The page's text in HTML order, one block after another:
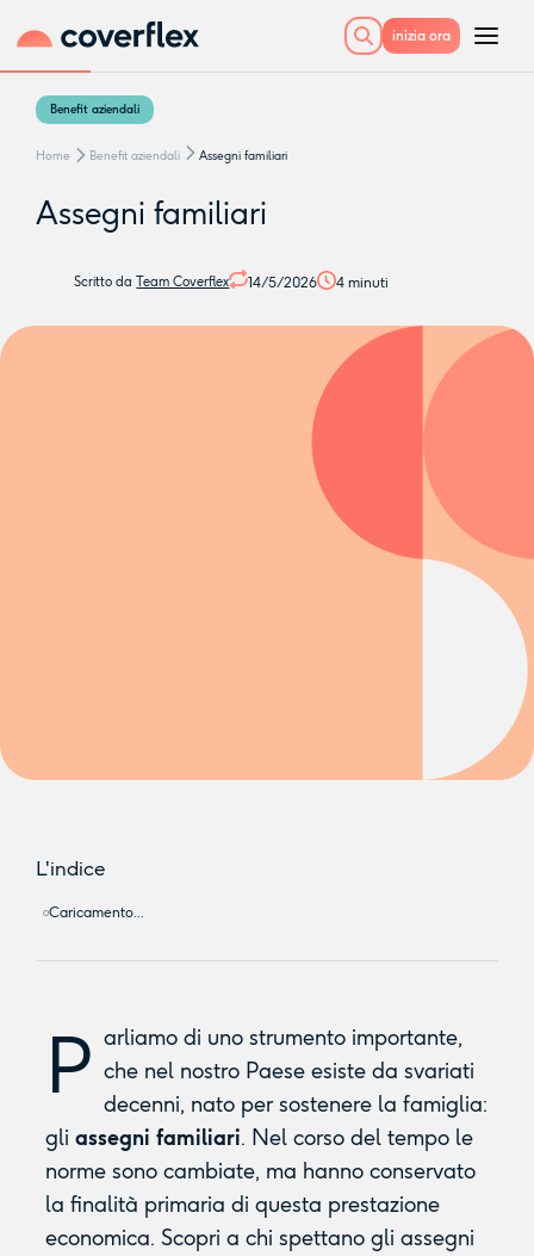
inizia ora
Benefit aziendali
Home Benefit aziendali Assegni familiari
Assegni familiari
Scritto daTeam Coverflex 14/5/2026 4 minuti
L'indice
Caricamento...
P arliamo di uno strumento importante,
che nel nostro Paese esiste da svariati
decenni, nato per sostenere la famiglia:
gli assegni familiari. Nel corso del tempo le
norme sono cambiate, ma hanno conservato
la finalità primaria di questa prestazione
economica. Scopri a chi spettano gli assegni